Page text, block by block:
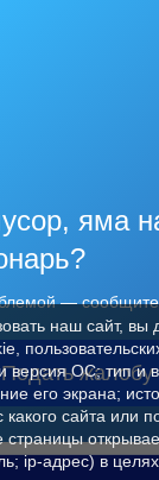
яма
—
Подать жалобу
наш сайт, вы
версия ОС; тип и
его экрана;
какого сайта или
ip-адрес) в